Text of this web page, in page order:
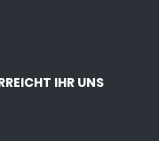
IHR UNS